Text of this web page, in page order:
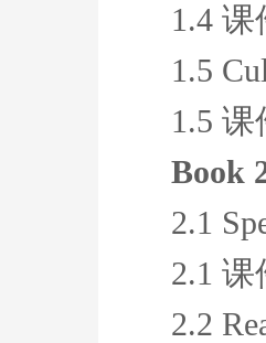
1.4 课
1.5
1.5 课
Book
2.1
2.1 课
2.2